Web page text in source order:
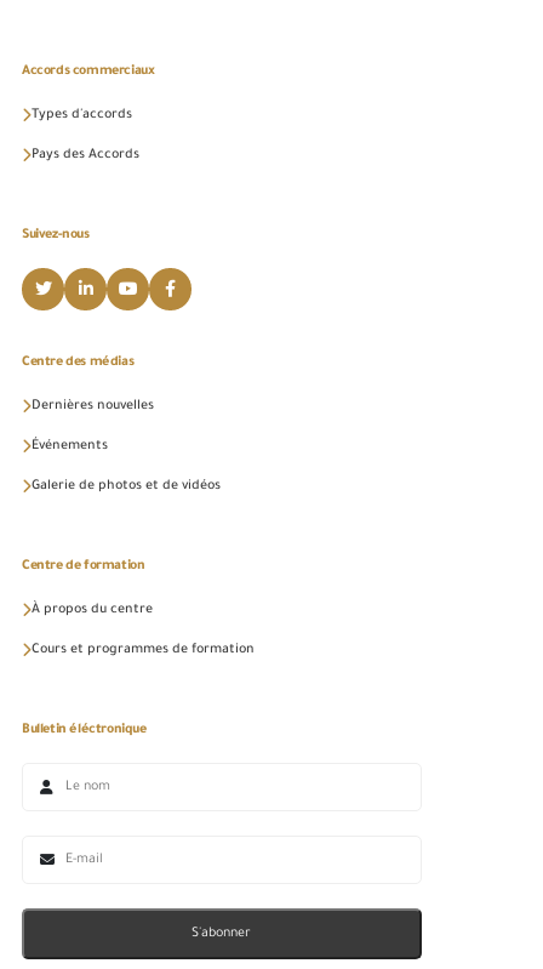
Accords commerciaux
Types d'accords
Pays des Accords
Suivez-nous
Centre des médias
Dernières nouvelles
Événements
Galerie de photos et de vidéos
Centre de formation
À propos du centre
Cours et programmes de formation
Bulletin éléctronique
S'abonner